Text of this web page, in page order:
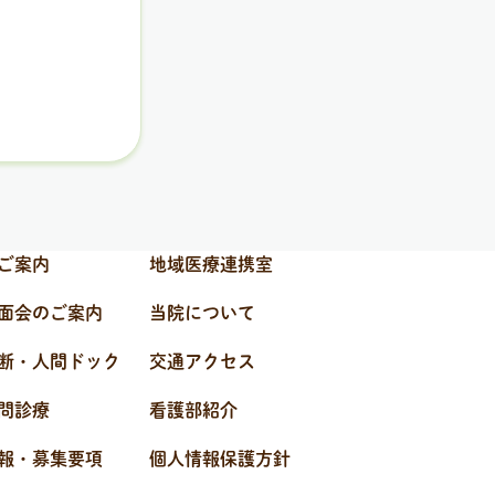
案内
会のご案内
・人間ドック
診療
地域医療連携室
当院について
交通アクセス
看護部紹介
・募集要項 個人情報保護方針